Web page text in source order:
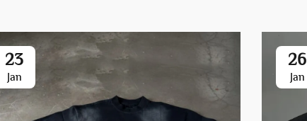
23
Jan
26
Jan